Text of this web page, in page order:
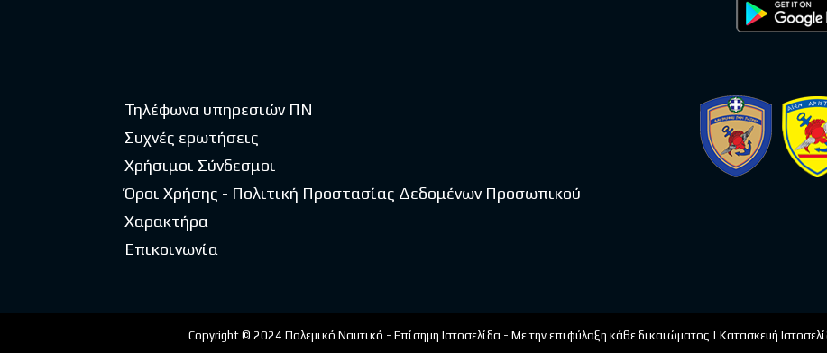
Τηλέφωνα υπηρεσιών ΠΝ
Συχνές ερωτήσεις
Χρήσιμοι Σύνδεσμοι
Όροι Χρήσης - Πολιτική Προστασίας Δεδομένων Προσωπικού
Χαρακτήρα
Επικοινωνία
Copyright © 2024 Πολεμικό Ναυτικό - Επίσημη Ιστοσελίδα - Με την επιφύλαξη κάθε δικαιώματος | Κατασκευή